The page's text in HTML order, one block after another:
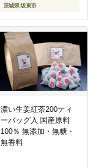
茨城県 坂東市
濃い生姜紅茶200ティ
ーバッグ入 国産原料
100％ 無添加・無糖・
無香料